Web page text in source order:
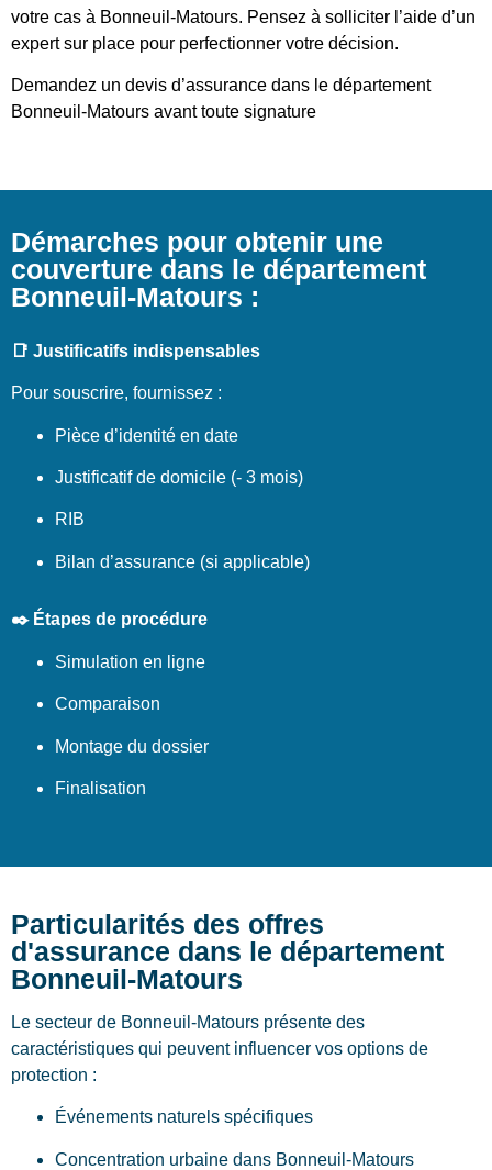
votre cas à Bonneuil-Matours. Pensez à solliciter l’aide d’un
expert sur place pour perfectionner votre décision.
Demandez un devis d’assurance dans le département
Bonneuil-Matours avant toute signature
Démarches pour obtenir une
couverture dans le département
Bonneuil-Matours :
📑 Justificatifs indispensables
Pour souscrire, fournissez :
Pièce d’identité en date
Justificatif de domicile (- 3 mois)
RIB
Bilan d’assurance (si applicable)
✒️ Étapes de procédure
Simulation en ligne
Comparaison
Montage du dossier
Finalisation
Particularités des offres
d'assurance dans le département
Bonneuil-Matours
Le secteur de Bonneuil-Matours présente des
caractéristiques qui peuvent influencer vos options de
protection :
Événements naturels spécifiques
Concentration urbaine dans Bonneuil-Matours